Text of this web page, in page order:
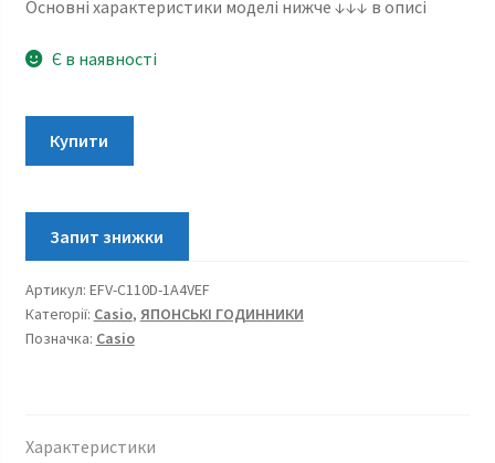
Основні характеристики моделі нижче ↓↓↓ в описі
Є в наявності
EDIFICE
C110D-
1A4VEF
кількість
Купити
Артикул: EFV-C110D-1A4VEF
Категорії: Casio, ЯПОНСЬКІ ГОДИННИКИ
Позначка: Casio
Характеристики